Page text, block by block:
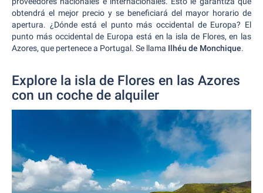
obtendrá el mejor precio y se beneficiará del mayor horario de
apertura. ¿Dónde está el punto más occidental de Europa? El
punto más occidental de Europa está en la isla de Flores, en las
Azores, que pertenece a Portugal. Se llama Ilhéu de Monchique.
Explore la isla de Flores en las Azores
con un coche de alquiler